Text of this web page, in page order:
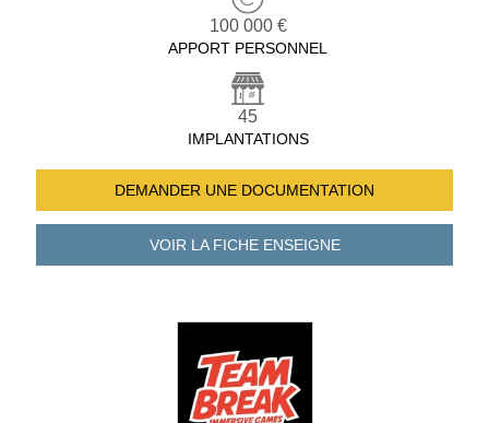
100 000 €
APPORT PERSONNEL
45
IMPLANTATIONS
DEMANDER UNE DOCUMENTATION
VOIR LA FICHEENSEIGNE